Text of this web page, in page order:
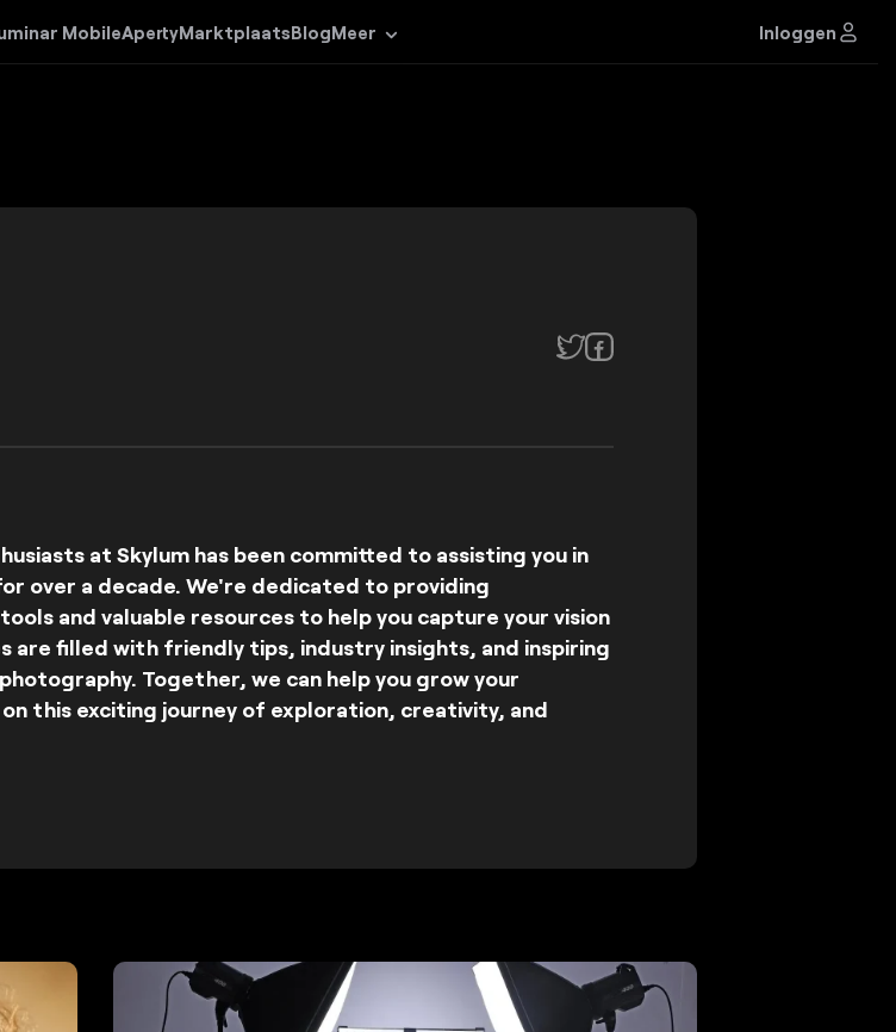
MobileApertyMarktplaatsBlogMeer Inloggen
at Skylum has been committed to assisting you in
over a decade. We're dedicated to providing
and valuable resources to help you capture your vision
are filled with friendly tips, industry insights, and inspiring
Together, we can help you grow your
this exciting journey of exploration, creativity, and